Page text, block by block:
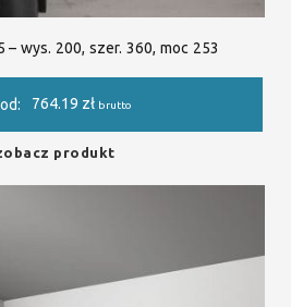
– wys. 200, szer. 360, moc 253
764.19 zł brutto
produkt